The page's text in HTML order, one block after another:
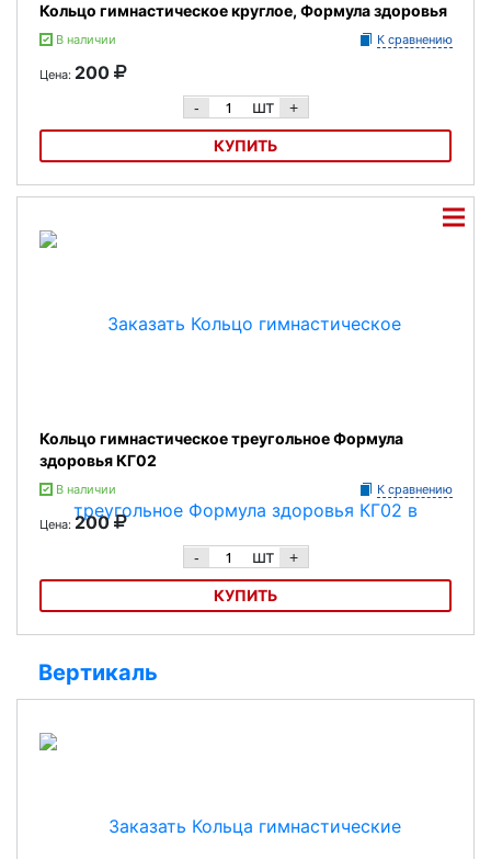
Кольцо гимнастическое круглое, Формула здоровья
В наличии К сравнению
Цена: 200
- шт +
КУПИТЬ
Кольцо гимнастическое круглое, Формула здоровья
Кольцо гимнастическое треугольное Формула
здоровья КГ02
В наличии К сравнению
Цена: 200
- шт +
КУПИТЬ
Вертикаль